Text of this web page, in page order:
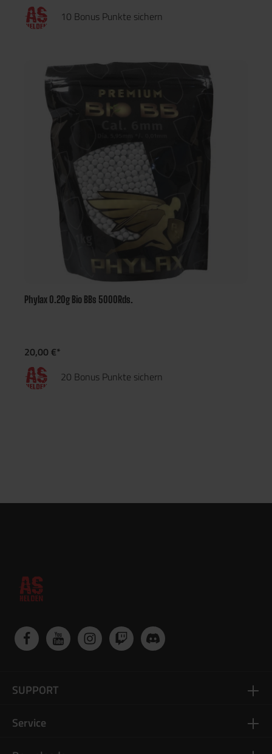
10 Bonus Punkte sichern
Phylax 0.20g Bio BBs 5000Rds.
20,00 €*
20 Bonus Punkte sichern
SUPPORT
Service